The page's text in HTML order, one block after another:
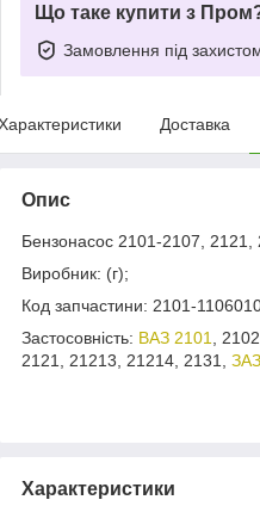
Що таке купити з
Замовлення під
Доставка
Опис
Бензонасос 2101-2107, 2121,
Виробник: (г);
Код запчастини: 2101-
Застосовність: ВАЗ 2101
,
2121, 21213, 21214, 2131, ЗАЗ
Характеристики